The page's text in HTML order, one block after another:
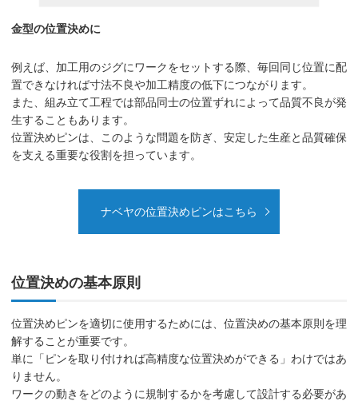
金型の位置決めに
例えば、加工用のジグにワークをセットする際、毎回同じ位置に配
置できなければ寸法不良や加工精度の低下につながります。
また、組み立て工程では部品同士の位置ずれによって品質不良が発
生することもあります。
位置決めピンは、このような問題を防ぎ、安定した生産と品質確保
を支える重要な役割を担っています。
ナベヤの位置決めピンはこちら
位置決めの基本原則
位置決めピンを適切に使用するためには、位置決めの基本原則を理
解することが重要です。
単に「ピンを取り付ければ高精度な位置決めができる」わけではあ
りません。
ワークの動きをどのように規制するかを考慮して設計する必要があ